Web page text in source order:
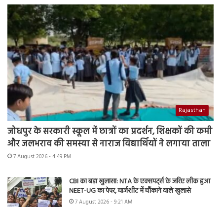
Rajasthan
जोधपुर के सरकारी स्कूल में छात्रों का प्रदर्शन, शिक्षकों की कमी
और जलभराव की समस्या से नाराज विद्यार्थियों ने लगाया ताला
7 August 2026 - 4:49 PM
CBI का बड़ा खुलासा: NTA के एक्सपर्ट्स के जरिए लीक हुआ
NEET-UG का पेपर, चार्जशीट में चौंकाने वाले खुलासे
7 August 2026 - 9:21 AM